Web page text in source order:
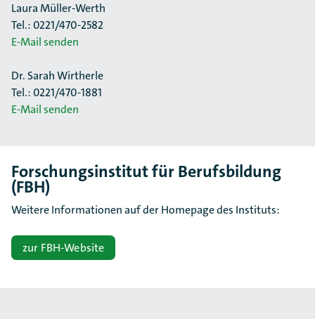
Laura Müller-Werth
Tel.: 0221/470-2582
E-Mail senden
Dr. Sarah Wirtherle
Tel.: 0221/470-1881
E-Mail senden
Forschungsinstitut für Berufsbildung
(FBH)
Weitere Informationen auf der Homepage des Instituts:
zur FBH-Website